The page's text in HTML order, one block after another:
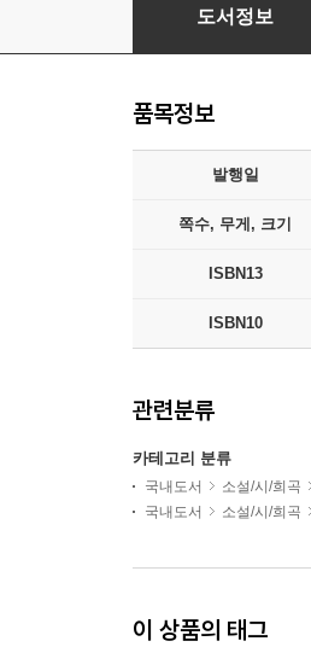
세상의 마지막 기차역
도서정보
품목정보
발행일
쪽수, 무게, 크기
ISBN13
ISBN10
관련분류
카테고리 분류
국내도서 소설/시/희곡
국내도서
소설/시/희곡
이 상품의 태그